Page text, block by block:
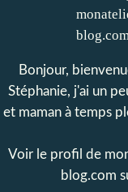
Bonjour,
Stéphanie, j'ai un
et maman à temps
Voir le profil de
blog.com